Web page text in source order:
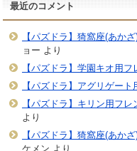
最近のコメント
【パズドラ】猗窩座(あか
ョー より
【パズドラ】学園キオ用
【パズドラ】アグリゲー
【パズドラ】キリン用フ
より
【パズドラ】猗窩座(あか
ケメン より